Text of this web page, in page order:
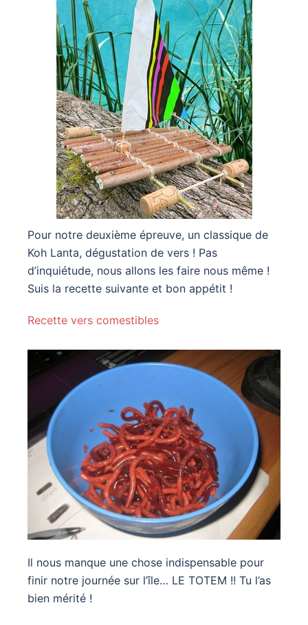
Pour notre deuxième épreuve, un classique de
Koh Lanta, dégustation de vers ! Pas
d’inquiétude, nous allons les faire nous même !
Suis la recette suivante et bon appétit !
Recette vers comestibles
Il nous manque une chose indispensable pour
finir notre journée sur l’île… LE TOTEM !! Tu l’as
bien mérité !